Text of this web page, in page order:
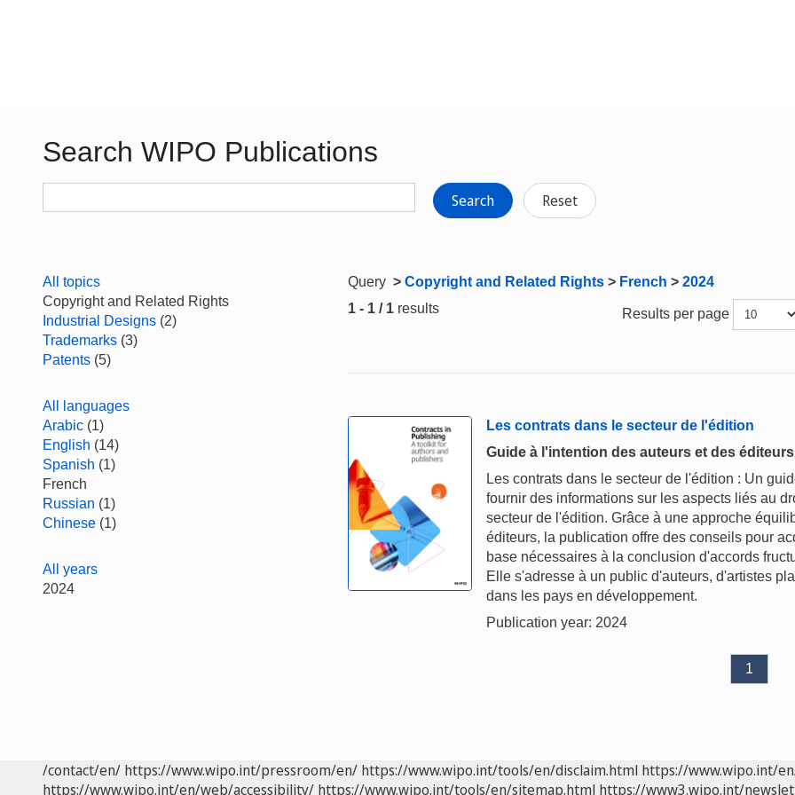
Search WIPO Publications
Search Reset
All topics
Copyright and Related Rights
Industrial Designs (2)
Trademarks (3)
Patents (5)
All languages
Arabic (1)
English (14)
Spanish (1)
French
Russian (1)
Chinese (1)
All years
2024
Query > Copyright and Related Rights > French > 2024
1 - 1 / 1 results Results per page
Les contrats dans le secteur de l'édition
Guide à l'intention des auteurs et des éditeurs
Les contrats dans le secteur de l'édition : Un
fournir des informations sur les aspects liés au
secteur de l'édition. Grâce à une approche
éditeurs, la publication offre des conseils pour
base nécessaires à la conclusion d'accords
Elle s'adresse à un public d'auteurs, d'artistes
dans les pays en développement.
Publication year: 2024
1
/contact/en/ https://www.wipo.int/pressroom/en/ https://www.wipo.int/tools/en/disclaim.html https://www.wipo.int/
https://www.wipo.int/en/web/accessibility/ https://www.wipo.int/tools/en/sitemap.html https://www3.wipo.int/